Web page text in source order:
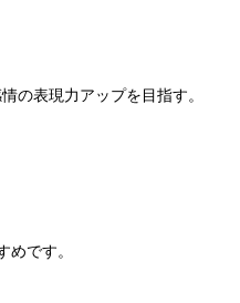
の表現力アップを目指す。
めです。